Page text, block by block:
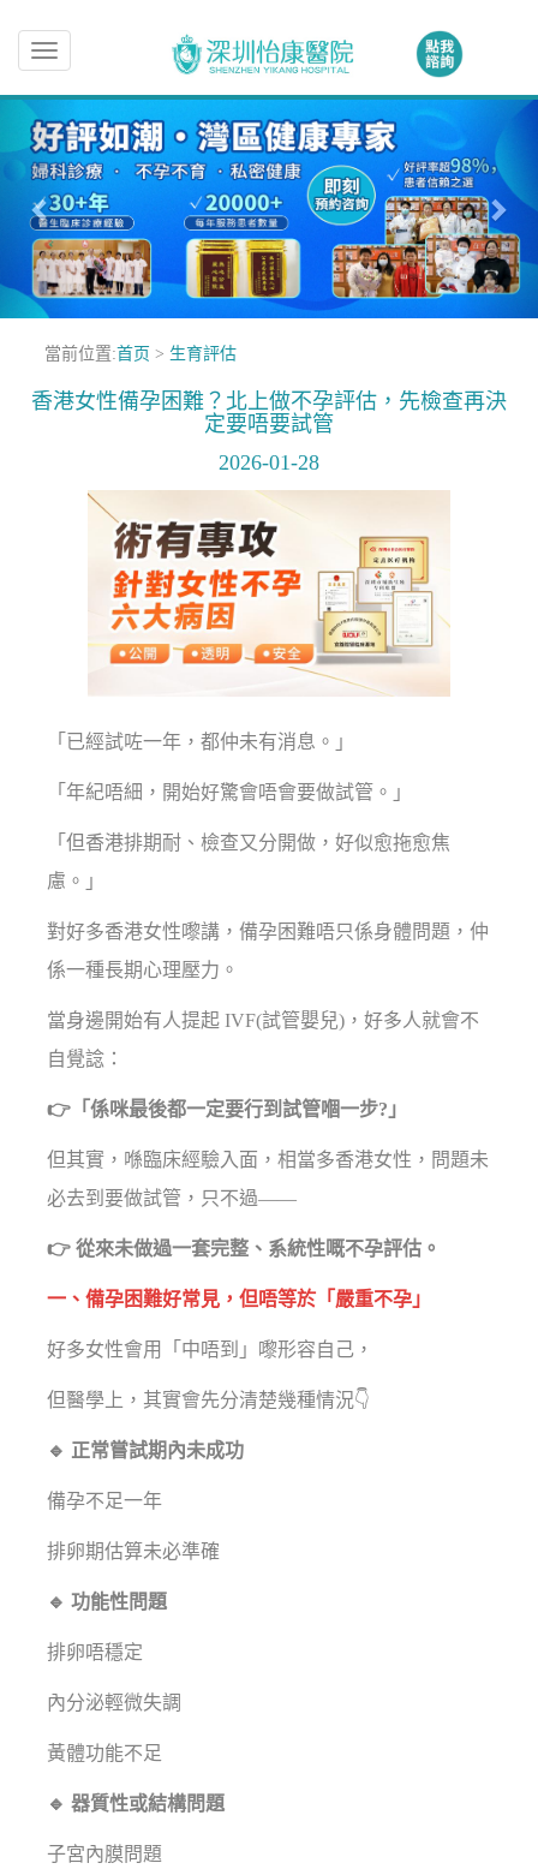
Toggle
navigation
當前位置:首页 > 生育評估
香港女性備孕困難？北上做不孕評估，先檢查再決
定要唔要試管
2026-01-28
「已經試咗一年，都仲未有消息。」
「年紀唔細，開始好驚會唔會要做試管。」
「但香港排期耐、檢查又分開做，好似愈拖愈焦
慮。」
對好多香港女性嚟講，備孕困難唔只係身體問題，仲
係一種長期心理壓力。
當身邊開始有人提起 IVF(試管嬰兒)，好多人就會不
自覺諗：
👉「係咪最後都一定要行到試管嗰一步?」
但其實，喺臨床經驗入面，相當多香港女性，問題未
必去到要做試管，只不過——
👉 從來未做過一套完整、系統性嘅不孕評估。
一、備孕困難好常見，但唔等於「嚴重不孕」
好多女性會用「中唔到」嚟形容自己，
但醫學上，其實會先分清楚幾種情況👇
🔹 正常嘗試期內未成功
備孕不足一年
排卵期估算未必準確
🔹 功能性問題
排卵唔穩定
內分泌輕微失調
黃體功能不足
🔹 器質性或結構問題
子宮內膜問題